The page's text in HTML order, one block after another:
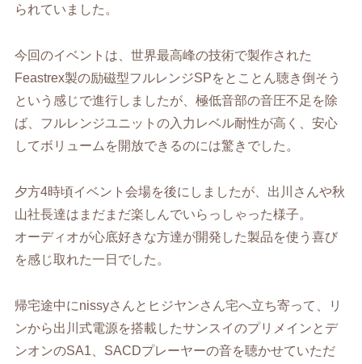
られていました。
今回のイベントは、世界最高峰の技術で製作された
Feastrex製の励磁型フルレンジSPをとことん聴き倒そう
という感じで進行しましたが、極低音部の音圧不足を除
ば、フルレンジユニットの入力レベル耐性が高く、安心
してボリュームを開放できるのには驚きでした。
夕方4時頃イベント会場を後にしましたが、出川さんや秋
山社長達はまだまだ楽しんでいらっしゃった様子。
オーディオが心底好きな方達が開発した製品を使う喜び
を感じ取れた一日でした。
帰宅途中にnissyさんとヒジヤンさん宅へ立ち寄って、リ
ンから出川式電源を搭載したサンスイのプリメインとデ
ンオンのSA1、SACDプレーヤーの音を聴かせていただ